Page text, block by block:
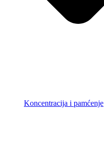
Koncentracija i pamćenje